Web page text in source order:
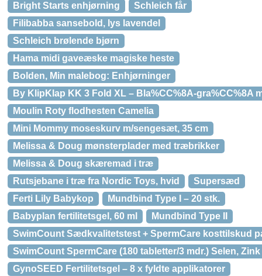
Bright Starts enhjørning
Schleich får
Filibabba sansebold, lys lavendel
Schleich brølende bjørn
Hama midi gaveæske magiske heste
Bolden, Min malebog: Enhjørninger
By KlipKlap KK 3 Fold XL – Bla%CC%8A-gra%CC%8A
Moulin Roty flodhesten Camelia
Mini Mommy moseskurv m/sengesæt, 35 cm
Melissa & Doug mønsterplader med træbrikker
Melissa & Doug skæremad i træ
Rutsjebane i træ fra Nordic Toys, hvid
Supersæd
Ferti Lily Babykop
Mundbind Type I – 20 stk.
Babyplan fertilitetsgel, 60 ml
Mundbind Type II
SwimCount Sædkvalitetstest + SpermCare kosttilskud
SwimCount SpermCare (180 tabletter/3 mdr.) Selen, Zink
GynoSEED Fertilitetsgel – 8 x fyldte applikatorer